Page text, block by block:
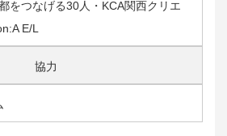
をつなげる30人・KCA関西クリエ
E/L
協力